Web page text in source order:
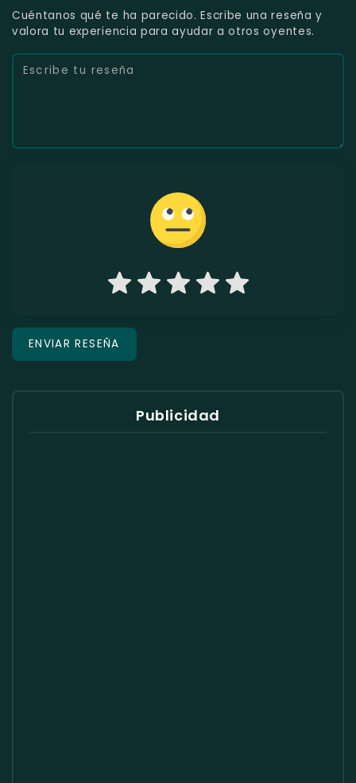
Cuéntanos qué te ha parecido. Escribe una reseña y
valora tu experiencia para ayudar a otros oyentes.
Publicidad